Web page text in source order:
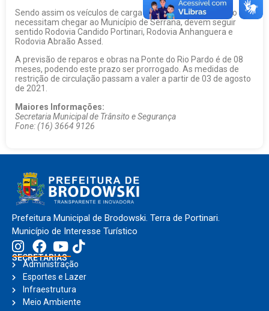
Sendo assim os veículos de carga que atendem a restrição e
necessitam chegar ao Município de Serrana, devem seguir
sentido Rodovia Candido Portinari, Rodovia Anhanguera e
Rodovia Abraão Assed.
A previsão de reparos e obras na Ponte do Rio Pardo é de 08
meses, podendo este prazo ser prorrogado. As medidas de
restrição de circulação passam a valer a partir de 03 de agosto
de 2021.
Maiores Informações:
Secretaria Municipal de Trânsito e Segurança
Fone: (16) 3664 9126
Prefeitura Municipal de Brodowski. Terra de Portinari.
Município de Interesse Turístico
SECRETARIAS
Administração
Esportes e Lazer
Infraestrutura
Meio Ambiente